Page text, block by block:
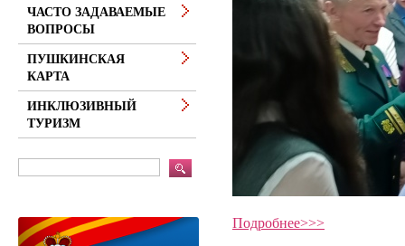
Подробнее>>>
ЧАСТО ЗАДАВАЕМЫЕ
ВОПРОСЫ
ПУШКИНСКАЯ
КАРТА
ИНКЛЮЗИВНЫЙ
ТУРИЗМ